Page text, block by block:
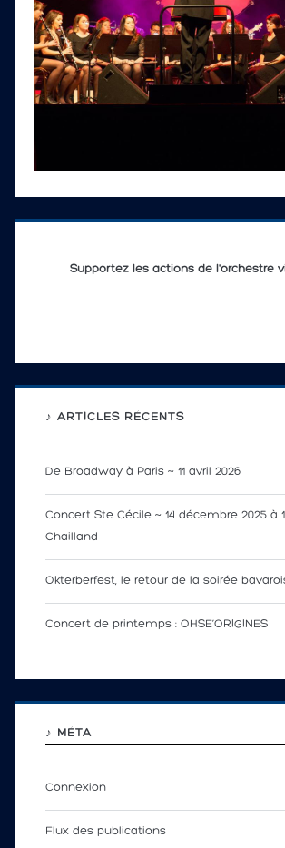
Supportez les actions de l'orchestre
♪ ARTICLES RÉCENTS
De Broadway à Paris ~ 11 avril 2026
Concert Ste Cécile ~ 14 décembre 2025 à
Chailland
Okterberfest, le retour de la soirée
Concert de printemps : OHSE’ORIGINES
♪ MÉTA
Connexion
Flux des publications